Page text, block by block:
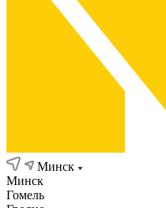
Минск
Минск
Гомель